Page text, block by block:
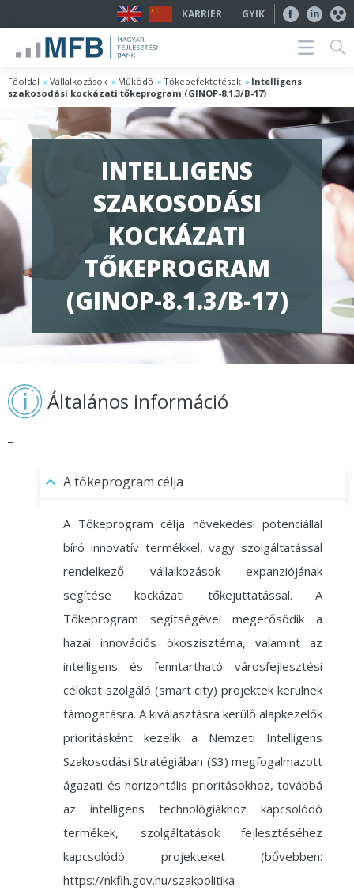
KARRIER GYIK
Főoldal Vállalkozások Működő Tőkebefektetések
Intelligens
szakosodási kockázati tőkeprogram (GINOP-8.1.3/B-17)
INTELLIGENS
SZAKOSODÁSI
KOCKÁZATI
TŐKEPROGRAM
(GINOP-8.1.3/B-17)
Általános információ
A tőkeprogram célja
A Tőkeprogram célja növekedési potenciállal
bíró innovatív termékkel, vagy szolgáltatással
rendelkező vállalkozások expanziójának
segítése kockázati tőkejuttatással. A
Tőkeprogram segítségével megerősödik a
hazai innovációs ökoszisztéma, valamint az
intelligens és fenntartható városfejlesztési
célokat szolgáló (smart city) projektek kerülnek
támogatásra. A kiválasztásra kerülő alapkezelők
prioritásként kezelik a Nemzeti Intelligens
Szakosodási Stratégiában (S3) megfogalmazott
ágazati és horizontális prioritásokhoz, továbbá
az intelligens technológiákhoz kapcsolódó
termékek, szolgáltatások fejlesztéséhez
kapcsolódó projekteket (bővebben:
https://nkfih.gov.hu/szakpolitika-